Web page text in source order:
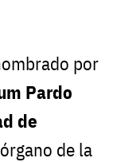
por
Pardo
de
de la